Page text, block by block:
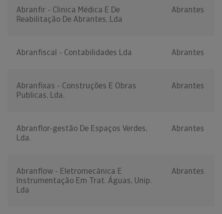
Abranfir - Clinica Médica E De
Reabilitação De Abrantes, Lda
Abrantes
Abranfiscal - Contabilidades Lda Abrantes
Abranfixas - Construções E Obras
Publicas, Lda.
Abrantes
Abranflor-gestão De Espaços Verdes,
Lda.
Abrantes
Abranflow - Eletromecânica E
Instrumentação Em Trat. Águas, Unip.
Lda
Abrantes